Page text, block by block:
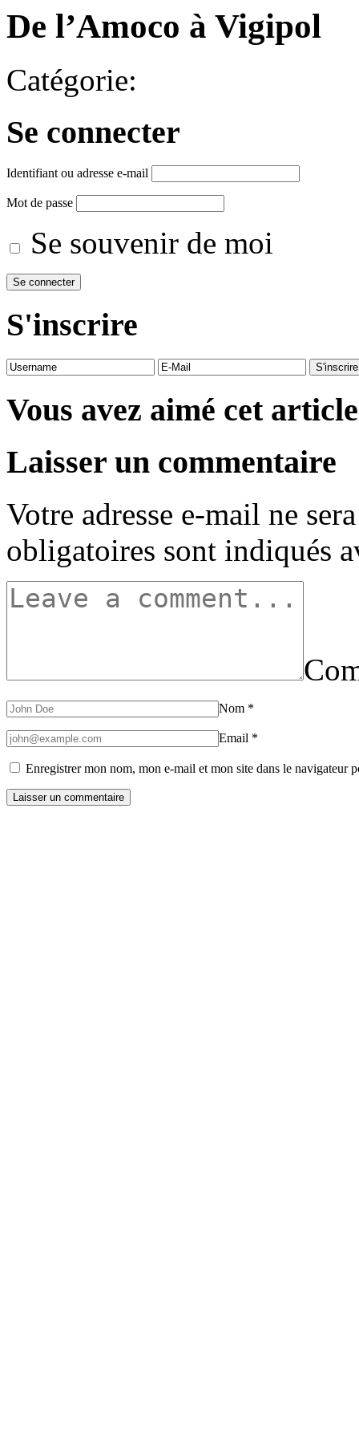
De l’Amoco à Vigipol
Catégorie:
Se connecter
Identifiant ou adresse e-mail
Mot de passe
Se souvenir de moi
S'inscrire
Vous avez aimé cet
Laisser un commentaire
Votre adresse e-mail ne
obligatoires sont indiqués
Nom *
Email *
Enregistrer mon nom, mon e-mail et mon site dans le navigateur